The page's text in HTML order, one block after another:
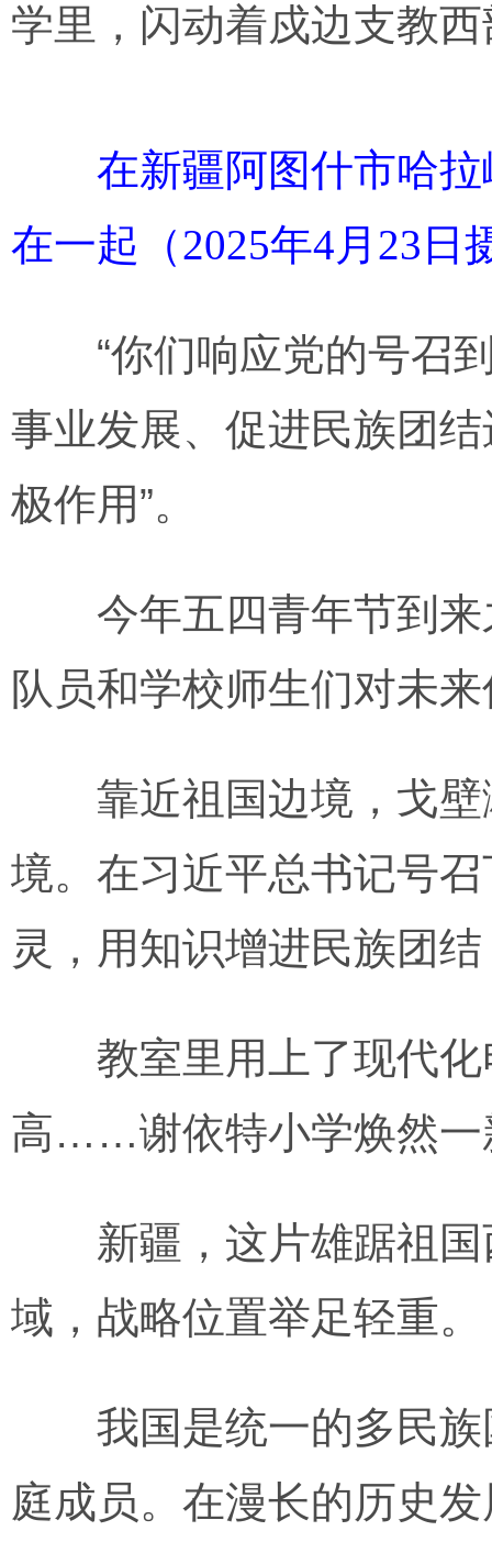
学里，闪动着戍边支教
在新疆阿图什市哈拉
在一起（2025年4月23日
“你们响应党的号召到
事业发展、促进民族团
极作用”。
今年五四青年节到来
队员和学校师生们对未
靠近祖国边境，戈壁
境。在习近平总书记号
灵，用知识增进民族团
教室里用上了现代化
高……谢依特小学焕然一
新疆，这片雄踞祖国
域，战略位置举足轻重。
我国是统一的多民族
庭成员。在漫长的历史